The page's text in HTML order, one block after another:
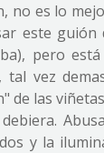
no es lo
este guión
pero
vez
de las
y la